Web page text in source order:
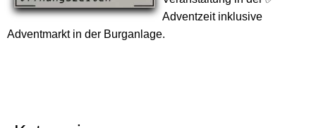
Adventzeit inklusive
Adventmarkt in der Burganlage.